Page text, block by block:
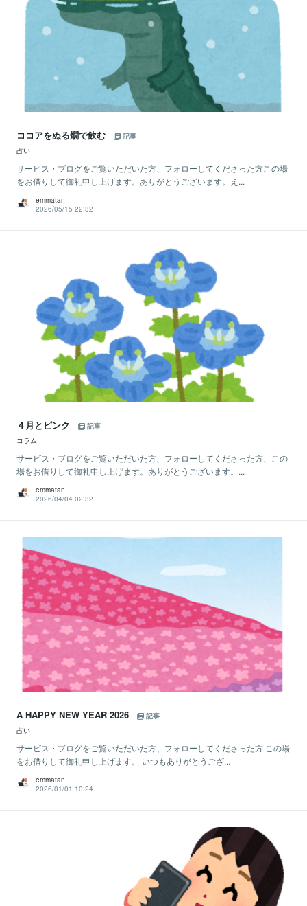
ココアをぬる燗で飲む
記事
占い
サービス・ブログをご覧いただいた方、フォローしてくださった方この場
をお借りして御礼申し上げます。ありがとうございます。え...
emmatan
2026/05/15 22:32
４月とピンク
記事
コラム
サービス・ブログをご覧いただいた方、フォローしてくださった方、この
場をお借りして御礼申し上げます。ありがとうございます。...
emmatan
2026/04/04 02:32
A HAPPY NEW YEAR 2026
記事
占い
サービス・ブログをご覧いただいた方、フォローしてくださった方 この場
をお借りして御礼申し上げます。 いつもありがとうござ...
emmatan
2026/01/01 10:24